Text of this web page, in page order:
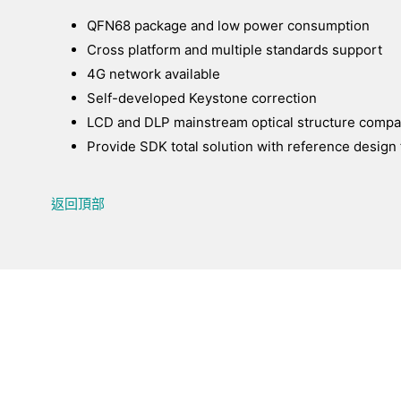
QFN68 package and low power consumption
Cross platform and multiple standards support
4G network available
Self-developed Keystone correction
LCD and DLP mainstream optical structure
Provide SDK total solution with reference
返回頂部